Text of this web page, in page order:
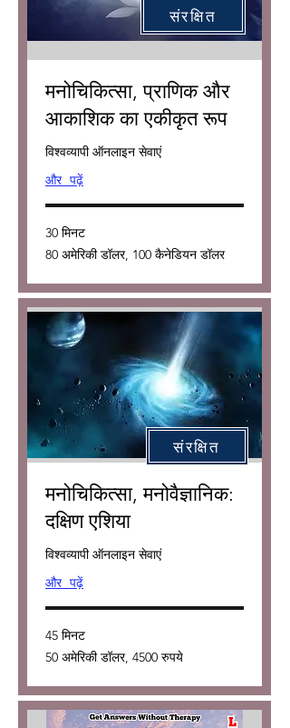
मनोचिकित्सा, प्राणिक और
आकाशिक का एकीकृत रूप
विश्वव्यापी ऑनलाइन सेवाएं
और पढ़ें
30 मिनट
80
अमेरिकी
डॉलर
80 अमेरिकी डॉलर, 100 कैनेडियन डॉलर
मनोचिकित्सा, मनोवैज्ञानिक:
दक्षिण एशिया
विश्वव्यापी ऑनलाइन सेवाएं
और पढ़ें
45 मिनट
50
अमेरिकी
50 अमेरिकी डॉलर, 4500 रुपये
संरक्षित
संरक्षित